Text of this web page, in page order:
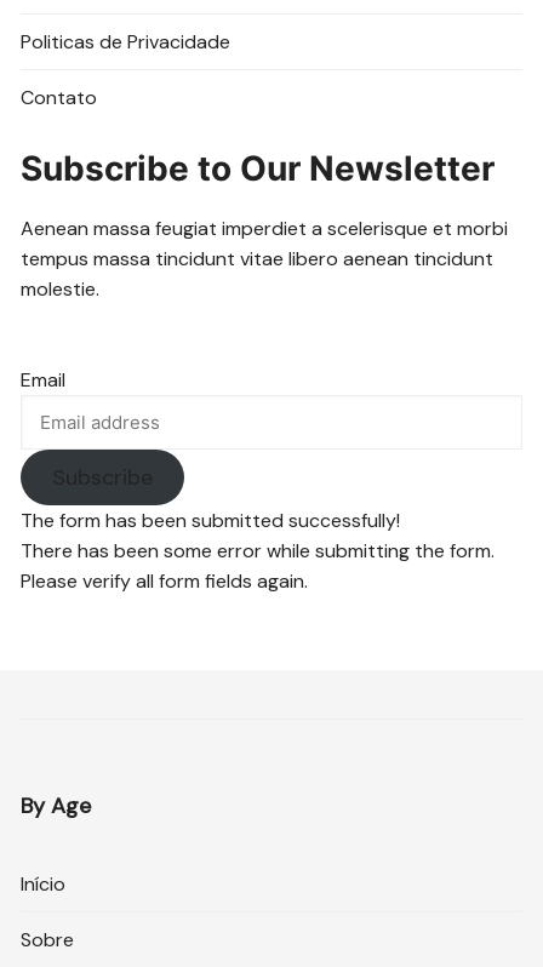
Politicas de Privacidade
Contato
Subscribe to Our Newsletter
Aenean massa feugiat imperdiet a scelerisque et morbi
tempus massa tincidunt vitae libero aenean tincidunt
molestie.
Email
Subscribe
The form has been submitted successfully!
There has been some error while submitting the form.
Please verify all form fields again.
By Age
Início
Sobre